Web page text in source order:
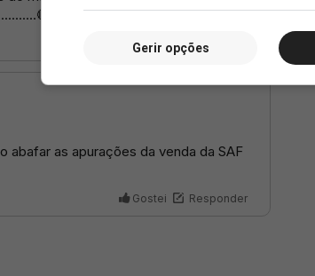
Gerir opções